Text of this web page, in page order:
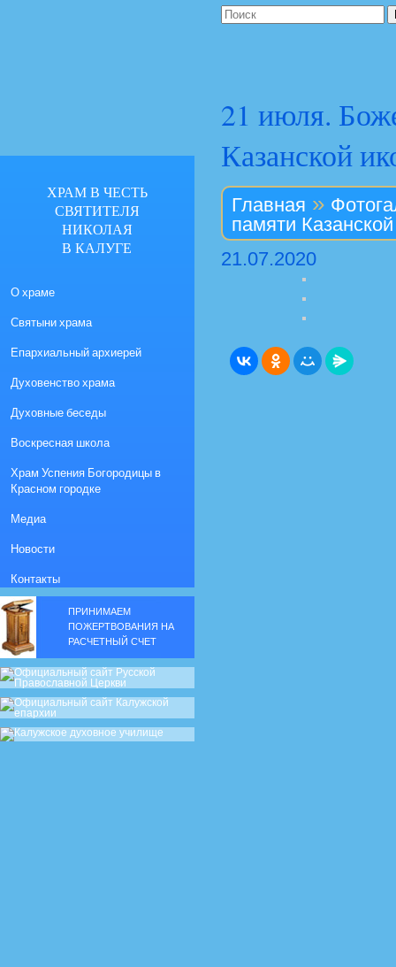
21 июля.
Казанской
Главная »
памяти
21.07.2020
ХРАМ В ЧЕСТЬ
СВЯТИТЕЛЯ
НИКОЛАЯ
В КАЛУГЕ
О храме
Святыни храма
Епархиальный архиерей
Духовенство храма
Духовные беседы
Воскресная школа
Храм Успения Богородицы в
Красном городке
Медиа
Новости
Контакты
ПРИНИМАЕМ
ПОЖЕРТВОВАНИЯ НА
РАСЧЕТНЫЙ СЧЕТ